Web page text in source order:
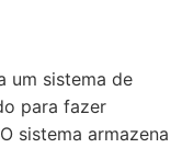
um sistema de
para fazer
sistema armazena